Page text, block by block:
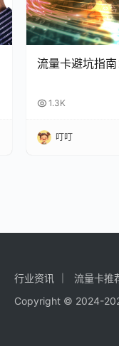
流量卡避坑指
1.3K
叮叮
行业资讯 流量卡推
Copyright © 2024-